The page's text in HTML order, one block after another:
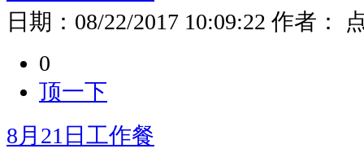
日期： 08/22/2017 10:09:22 作者：
0
顶一下
8月21日工作餐